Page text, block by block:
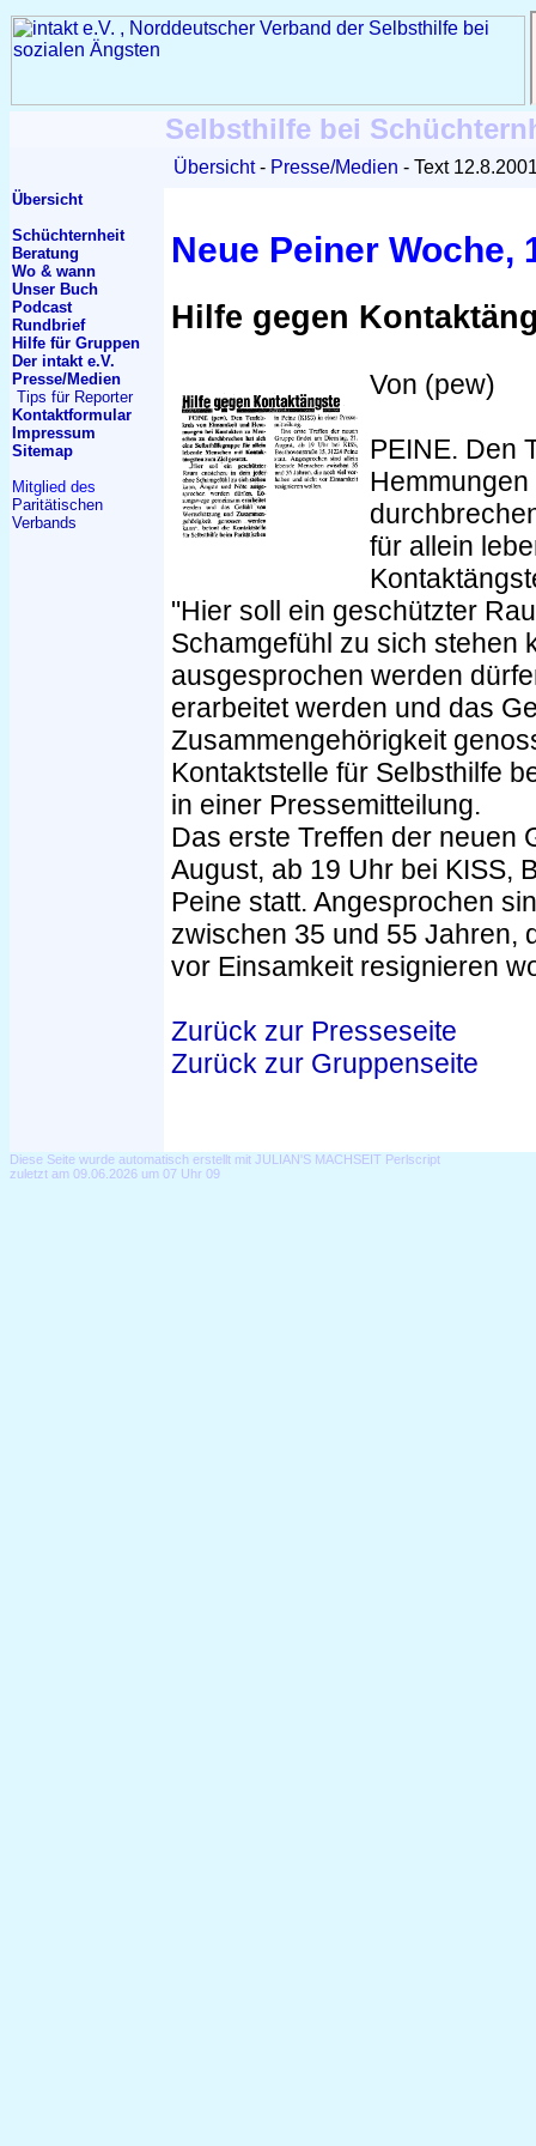
Selbsthilfe bei
Übersicht Presse/Medien Text
Übersicht
Schüchternheit
Beratung
Wo & wann
Unser Buch
Podcast
Rundbrief
Hilfe für Gruppen
Der intakt e.V.
Presse/Medien
Tips für Reporter
Kontaktformular
Impressum
Sitemap
Mitglied des
Paritätischen
Verbands
Neue Peiner Woche,
Hilfe gegen
Von (pew)
PEINE. Den
für allein
"Hier soll ein geschützter
Schamgefühl zu sich stehen
ausgesprochen werden
erarbeitet werden und das
Zusammengehörigkeit
Kontaktstelle für Selbsthilfe
in einer Pressemitteilung.
Das erste Treffen der neuen
August, ab 19 Uhr bei KISS,
Peine statt. Angesprochen
zwischen 35 und 55 Jahren,
vor Einsamkeit resignieren
Zurück zur Presseseite
Zurück zur Gruppenseite
Diese Seite wurde automatisch erstellt mit JULIAN'S MACHSEIT Perlscript
zuletzt am 09.06.2026 um 07 Uhr 09